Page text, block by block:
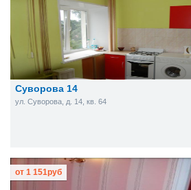
Суворова 14
ул. Суворова, д. 14, кв. 64
от 1 151руб